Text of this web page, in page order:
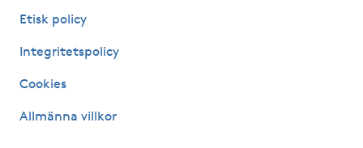
Hälsprickor
Idrottsmassage
Etisk policy
Integritetspolicy
Cookies
Allmänna villkor